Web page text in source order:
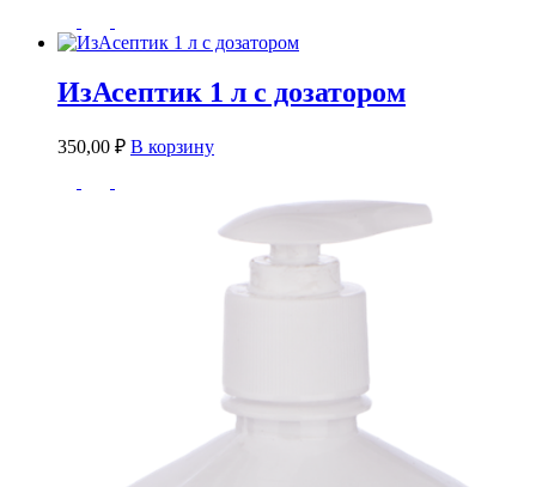
ИзАсептик 1 л с дозатором
350,00 ₽ В корзину